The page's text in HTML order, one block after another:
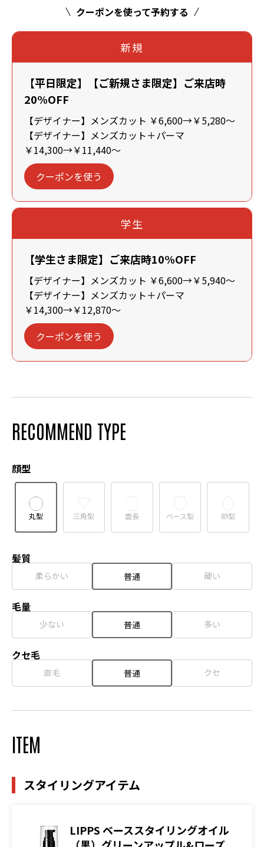
クーポンを使って予約する
新規
【平日限定】【ご新規さま限定】ご来店時
20%OFF
【デザイナー】メンズカット ￥6,600→￥5,280～
【デザイナー】メンズカット＋パーマ
￥14,300→￥11,440～
クーポンを使う
学生
【学生さま限定】ご来店時10%OFF
【デザイナー】メンズカット ￥6,600→￥5,940～
【デザイナー】メンズカット＋パーマ
￥14,300→￥12,870～
クーポンを使う
RECOMMEND TYPE
顔型
丸型 三角型 面長 ベース型 卵型
髪質
柔らかい 普通 硬い
毛量
少ない 普通 多い
クセ毛
直毛 普通 クセ
ITEM
スタイリングアイテム
LIPPS ベーススタイリングオイル